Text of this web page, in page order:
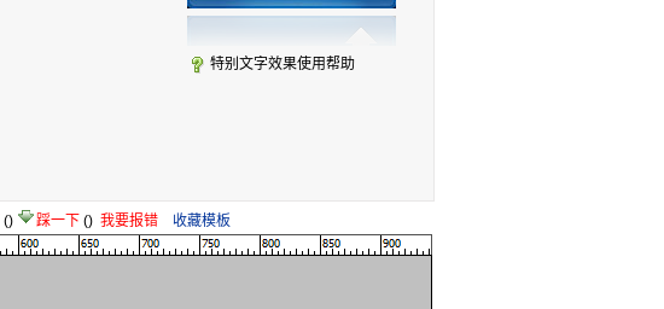
特别文字效果使用帮助
() 踩一下 () 我要报错 收藏模板